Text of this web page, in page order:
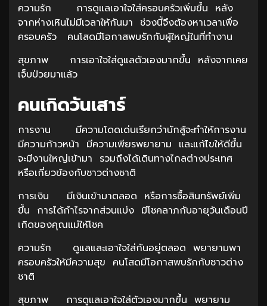
ความรัก การดูแลเอาใจใส่ครอบครัวเพิ่มขึ้น หลัง
จากห่างเหินไม่มีเวลาให้กันมา ช่วงนี้จึงต้องหาเวลาเพื่อ
ครอบครัว คนโสดมีโอกาสพบรักกับผู้ใหญ่ในที่ทำงาน
สุขภาพ การเอาใจใส่ดูแลตัวเองมากขึ้น หลังจากเคย
เจ็บป่วยมาแล้ว
คนเกิดวันเสาร์
การงาน มีความโดดเด่นเรียกว่านักสู้จะทำให้การงาน
มีความก้าวหน้า มีความเพียรพยายาม และแก้ไขให้ดีขึ้น
จะมีงานใหญ่เข้ามา รวมถึงได้เดินทางไกลต่างประเทศ
หรือเกี่ยวข้องกับชาวต่างชาติ
การเงิน มีเงินเข้ามาตลอด หรือการซื้อสินทรัพย์เพิ่ม
ขึ้น การได้กำไรจากส่วนแบ่ง มีโชคลาภกับอายุวันเดือนปี
เกิดของคุณแม่ให้โชค
ความรัก ดูแลและเอาใจใส่กันอยู่ตลอด พยายามพา
ครอบครัวให้มีความสุข คนโสดมีโอกาสพบรักกับชาวต่าง
ชาติ
สุขภาพ การดูแลเอาใจใส่ตัวเองมากขึ้น พยายาม